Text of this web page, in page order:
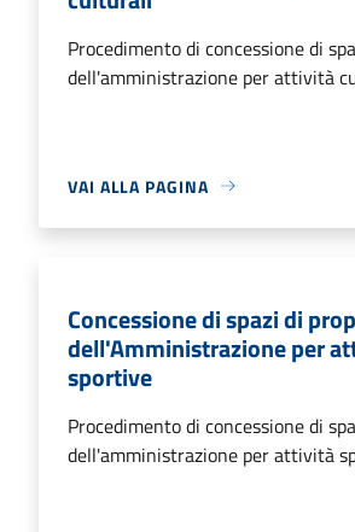
Procedimento di concessione di
dell'amministrazione per attività
VAI ALLA PAGINA
Concessione di spazi di
dell'Amministrazione per
sportive
Procedimento di concessione di
dell'amministrazione per attività